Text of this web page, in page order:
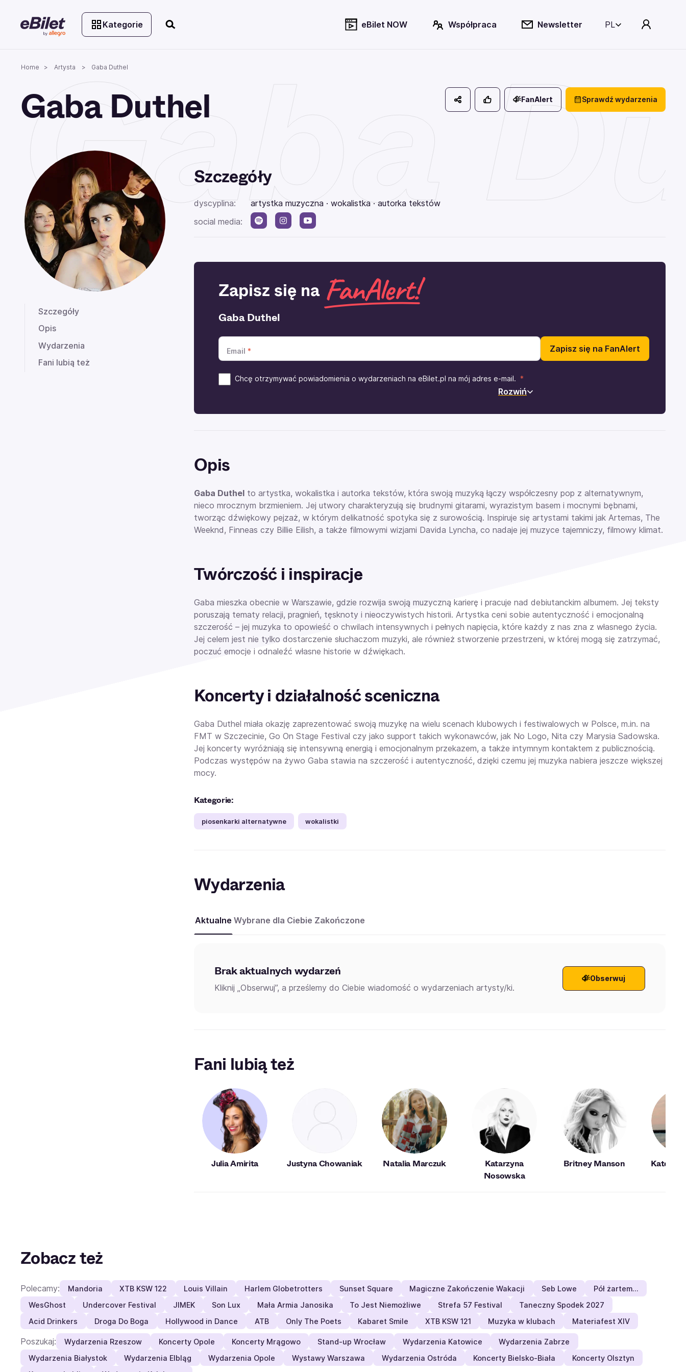
Kategorie eBilet NOW Współpraca Newsletter PL
Home Artysta Gaba Duthel
Gaba
Gaba Duthel FanAlert Sprawdź wydarzenia
Szczegóły
Opis
Wydarzenia
Fani lubią też
Szczegóły
dyscyplina:
artystka muzyczna · wokalistka · autorka tekstów
social media:
Zapisz się na
Gaba Duthel
Email Zapisz się na FanAlert
Chcę otrzymywać powiadomienia o wydarzeniach na eBilet.pl na mój adres e-mail.
Rozwiń
Opis
Gaba Duthel to artystka, wokalistka i autorka tekstów, która swoją muzyką łączy współczesny pop z alternatywnym,
nieco mrocznym brzmieniem. Jej utwory charakteryzują się brudnymi gitarami, wyrazistym basem i mocnymi bębnami,
tworząc dźwiękowy pejzaż, w którym delikatność spotyka się z surowością. Inspiruje się artystami takimi jak Artemas, The
Weeknd, Finneas czy Billie Eilish, a także filmowymi wizjami Davida Lyncha, co nadaje jej muzyce tajemniczy, filmowy klimat.
Twórczość i inspiracje
Gaba mieszka obecnie w Warszawie, gdzie rozwija swoją muzyczną karierę i pracuje nad debiutanckim albumem. Jej teksty
poruszają tematy relacji, pragnień, tęsknoty i nieoczywistych historii. Artystka ceni sobie autentyczność i emocjonalną
szczerość – jej muzyka to opowieść o chwilach intensywnych i pełnych napięcia, które każdy z nas zna z własnego życia.
Jej celem jest nie tylko dostarczenie słuchaczom muzyki, ale również stworzenie przestrzeni, w której mogą się zatrzymać,
poczuć emocje i odnaleźć własne historie w dźwiękach.
Koncerty i działalność sceniczna
Gaba Duthel miała okazję zaprezentować swoją muzykę na wielu scenach klubowych i festiwalowych w Polsce, m.in. na
FMT w Szczecinie, Go On Stage Festival czy jako support takich wykonawców, jak No Logo, Nita czy Marysia Sadowska.
Jej koncerty wyróżniają się intensywną energią i emocjonalnym przekazem, a także intymnym kontaktem z publicznością.
Podczas występów na żywo Gaba stawia na szczerość i autentyczność, dzięki czemu jej muzyka nabiera jeszcze większej
mocy.
Kategorie:
piosenkarki alternatywne wokalistki
Wydarzenia
Aktualne Wybrane dla Ciebie Zakończone
Brak aktualnych wydarzeń
Kliknij „Obserwuj”, a prześlemy do Ciebie wiadomość o wydarzeniach artysty/ki.
Obserwuj
Fani lubią też
Julia Amirita Justyna Chowaniak Natalia Marczuk
Katarzyna
Nosowska
Britney Manson Kate
Zobacz też
Polecamy: Mandoria XTB KSW 122 Louis Villain Harlem Globetrotters Sunset Square Magiczne Zakończenie Wakacji Seb Lowe
Pół żartem…
WesGhost
Undercover Festival JIMEK Son Lux Mała Armia Janosika To Jest Niemożliwe Strefa 57 Festival
Taneczny Spodek 2027
Acid Drinkers
Droga Do Boga Hollywood in Dance ATB Only The Poets Kabaret Smile XTB KSW 121 Muzyka w klubach Materiafest XIV
Poszukaj: Wydarzenia Rzeszow Koncerty Opole Koncerty Mrągowo Stand-up Wrocław Wydarzenia Katowice
Wydarzenia Zabrze
Wydarzenia Białystok
Wydarzenia Elbląg Wydarzenia Opole Wystawy Warszawa Wydarzenia Ostróda Koncerty Bielsko-Biała
Koncerty Olsztyn